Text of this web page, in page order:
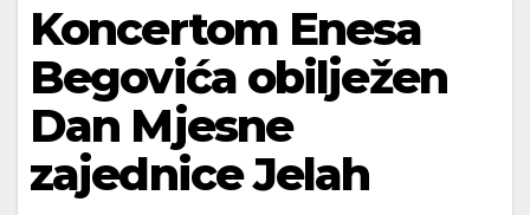
Koncertom Enesa
Begovića obilježen
Dan Mjesne
zajednice Jelah